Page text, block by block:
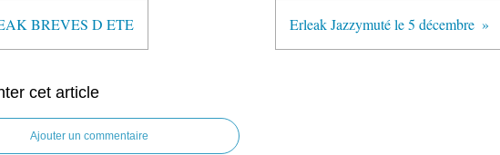
BREVES D ETE Erleak Jazzymuté le 5 décembre
cet article
Ajouter un commentaire